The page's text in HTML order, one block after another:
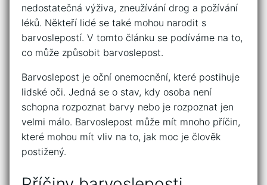
nedostatečná výživa, zneužívání drog a požívání
léků. Někteří lidé se také mohou narodit s
barvoslepostí. V tomto článku se podíváme na to,
co může způsobit barvoslepost.
Barvoslepost je oční onemocnění, které postihuje
lidské oči. Jedná se o stav, kdy osoba není
schopna rozpoznat barvy nebo je rozpoznat jen
velmi málo. Barvoslepost může mít mnoho příčin,
které mohou mít vliv na to, jak moc je člověk
postižený.